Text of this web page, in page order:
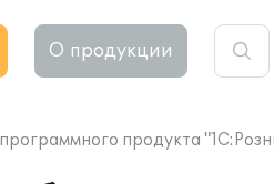
О продукции
продукта